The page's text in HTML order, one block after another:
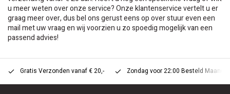
u meer weten over onze service? Onze klantenservice vertelt u er
graag meer over, dus bel ons gerust eens op over stuur even een
mail met uw vraag en wij voorzien u zo spoedig mogelijk van een
passend advies!
Gratis Verzonden vanaf € 20,- Zondag voor 22:00 Besteld